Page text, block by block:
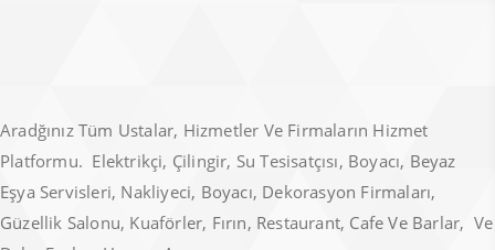
Aradğınız Tüm Ustalar, Hizmetler Ve Firmaların Hizmet
Platformu. Elektrikçi, Çilingir, Su Tesisatçısı, Boyacı, Beyaz
Eşya Servisleri, Nakliyeci, Boyacı, Dekorasyon Firmaları,
Güzellik Salonu, Kuaförler, Fırın, Restaurant, Cafe Ve Barlar, Ve